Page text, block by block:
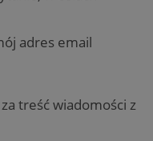
adres email
treść wiadomości z